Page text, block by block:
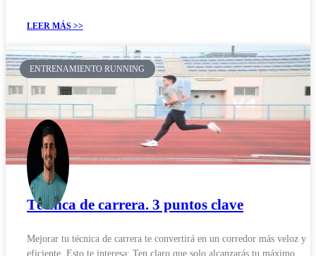
LEER MÁS >>
ENTRENAMIENTO RUNNING
Técnica de carrera. 3 puntos clave
Mejorar tu técnica de carrera te convertirá en un corredor más veloz y
eficiente. Esto te interesa: Ten claro que solo alcanzarás tu máximo